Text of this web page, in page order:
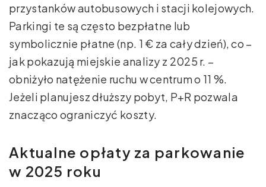
przystanków autobusowych i stacji kolejowych.
Parkingi te są często bezpłatne lub
symbolicznie płatne (np. 1 € za cały dzień), co –
jak pokazują miejskie analizy z 2025 r. –
obniżyło natężenie ruchu w centrum o 11 %.
Jeżeli planujesz dłuższy pobyt, P+R pozwala
znacząco ograniczyć koszty.
Aktualne opłaty za parkowanie
w 2025 roku